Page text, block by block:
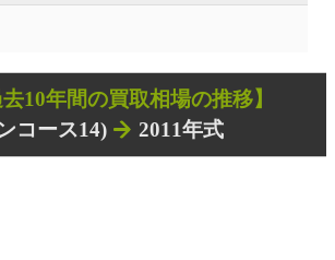
去10年間の買取相場の推移】
コース14)
2011年式